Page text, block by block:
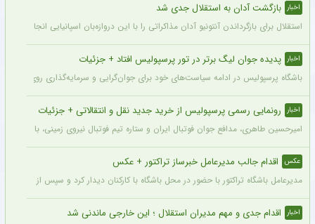
اخبار بازگشت آدان به استقلال جدی شد
استقلال برای بازگرداندن آنتونیو آدان مذاکراتی را با این دروازه‌بان اسپانیایی انجام داده و قرار است مذاکرات اوایل هفته نهایی
اخبار پدیده جوان لیگ برتر در تور پرسپولیس افتاد + جزئیات
باشگاه پرسپولیس در ادامه سیاست‌های خود برای جوان‌گرایی و سرمایه‌گذاری روی استعدادهای آینده فوتبال
اخبار رونمایی رسمی پرسپولیس از خرید جدید نقل و انتقالاتی + جزئیات
امیرحسین طاهری، مدافع جوان فوتبال ایران و ستاره تیم فوتبال نیروی زمینی، با
عکس اقدام جالب مدیرعامل خبرساز تراکتور + عکس
مدیرعامل باشگاه تراکتور با حضور در محل باشگاه با کارکنان دیدار کرد و سپس از کمپ
اخبار اقدام جدی و مهم مدیران استقلال ؛ این خارجی ماندنی شد